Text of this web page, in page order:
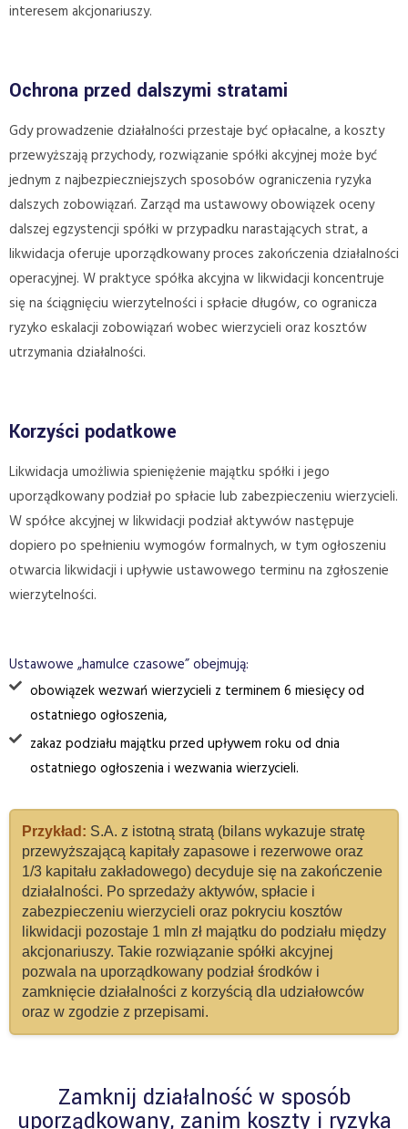
interesem akcjonariuszy.
Ochrona przed dalszymi stratami
Gdy prowadzenie działalności przestaje być opłacalne, a koszty
przewyższają przychody, rozwiązanie spółki akcyjnej może być
jednym z najbezpieczniejszych sposobów ograniczenia ryzyka
dalszych zobowiązań. Zarząd ma ustawowy obowiązek oceny
dalszej egzystencji spółki w przypadku narastających strat, a
likwidacja oferuje uporządkowany proces zakończenia działalności
operacyjnej. W praktyce spółka akcyjna w likwidacji koncentruje
się na ściągnięciu wierzytelności i spłacie długów, co ogranicza
ryzyko eskalacji zobowiązań wobec wierzycieli oraz kosztów
utrzymania działalności.
Korzyści podatkowe
Likwidacja umożliwia spieniężenie majątku spółki i jego
uporządkowany podział po spłacie lub zabezpieczeniu wierzycieli.
W spółce akcyjnej w likwidacji podział aktywów następuje
dopiero po spełnieniu wymogów formalnych, w tym ogłoszeniu
otwarcia likwidacji i upływie ustawowego terminu na zgłoszenie
wierzytelności.
Ustawowe „hamulce czasowe” obejmują:
obowiązek wezwań wierzycieli z terminem 6 miesięcy od
ostatniego ogłoszenia,
zakaz podziału majątku przed upływem roku od dnia
ostatniego ogłoszenia i wezwania wierzycieli.
Przykład: S.A. z istotną stratą (bilans wykazuje stratę
przewyższającą kapitały zapasowe i rezerwowe oraz
1/3 kapitału zakładowego) decyduje się na zakończenie
działalności. Po sprzedaży aktywów, spłacie i
zabezpieczeniu wierzycieli oraz pokryciu kosztów
likwidacji pozostaje 1 mln zł majątku do podziału między
akcjonariuszy. Takie rozwiązanie spółki akcyjnej
pozwala na uporządkowany podział środków i
zamknięcie działalności z korzyścią dla udziałowców
oraz w zgodzie z przepisami.
Zamknij działalność w sposób
uporządkowany, zanim koszty i ryzyka